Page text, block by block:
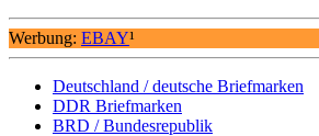
Werbung: EBAY¹
Deutschland / deutsche Briefmarken
DDR Briefmarken
BRD / Bundesrepublik